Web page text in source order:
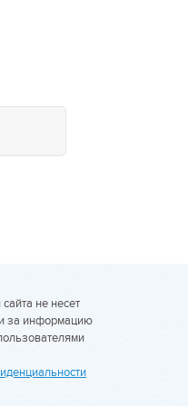
не несет
за информацию